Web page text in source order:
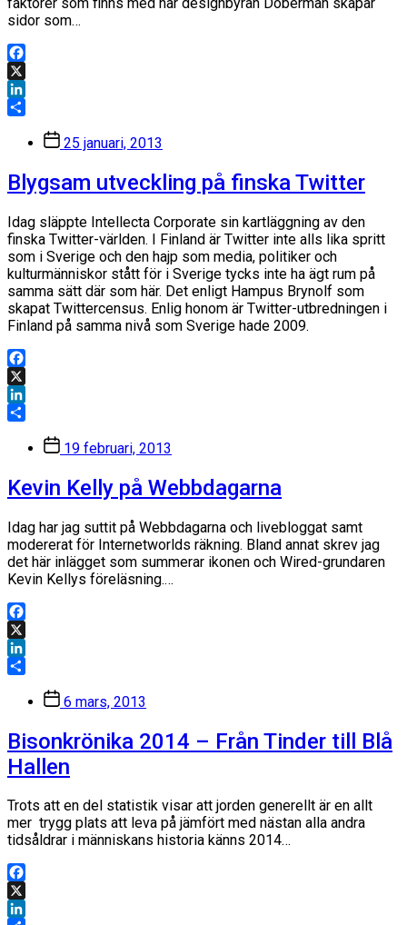
sidor som…
Facebook
X
LinkedIn
Inläggsdatum
25 januari, 2013
Blygsam utveckling på finska Twitter
Idag släppte Intellecta Corporate sin kartläggning av den
finska Twitter-världen. I Finland är Twitter inte alls lika spritt
som i Sverige och den hajp som media, politiker och
kulturmänniskor stått för i Sverige tycks inte ha ägt rum på
samma sätt där som här. Det enligt Hampus Brynolf som
skapat Twittercensus. Enlig honom är Twitter-utbredningen i
Finland på samma nivå som Sverige hade 2009.
Facebook
X
LinkedIn
Inläggsdatum
19 februari, 2013
Kevin Kelly på Webbdagarna
Idag har jag suttit på Webbdagarna och livebloggat samt
modererat för Internetworlds räkning. Bland annat skrev jag
det här inlägget som summerar ikonen och Wired-grundaren
Kevin Kellys föreläsning.…
Facebook
X
LinkedIn
Inläggsdatum
6 mars, 2013
Bisonkrönika 2014 – Från Tinder till Blå
Hallen
Trots att en del statistik visar att jorden generellt är en allt
mer trygg plats att leva på jämfört med nästan alla andra
tidsåldrar i människans historia känns 2014…
Facebook
X